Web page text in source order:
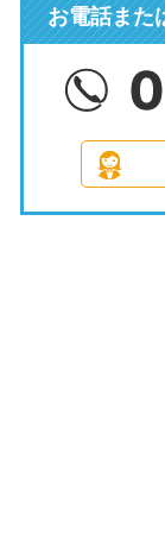
お電話また